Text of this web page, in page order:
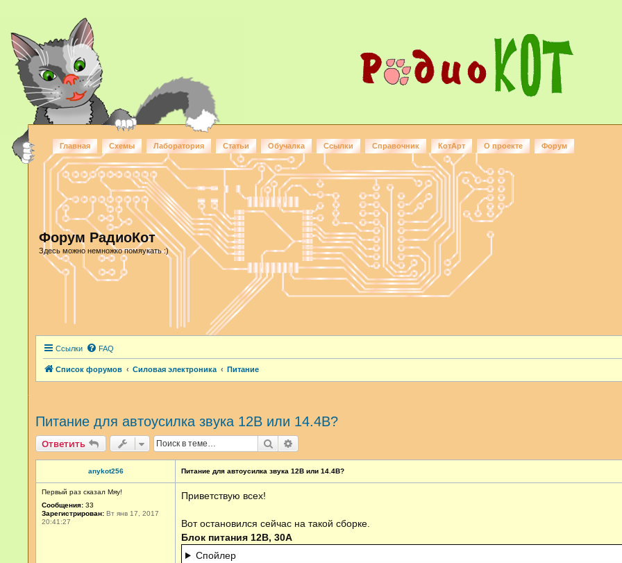
Главная Схемы Лаборатория Статьи Обучалка Ссылки Справочник КотАрт О проекте Форум
Форум РадиоКот
Здесь можно немножко помяукать :)
Ссылки FAQ
Список форумов Силовая электроника Питание
Питание для автоусилка звука 12В или 14.4В?
Ответить Поиск
anykot256
Первый раз сказал Мяу!
Сообщения: 33
Зарегистрирован: Вт янв 17, 2017
20:41:27
Питание для автоусилка звука 12В или 14.4В?
Приветствую всех!
Вот остановился сейчас на такой сборке.
Блок питания 12В, 30А
Спойлер